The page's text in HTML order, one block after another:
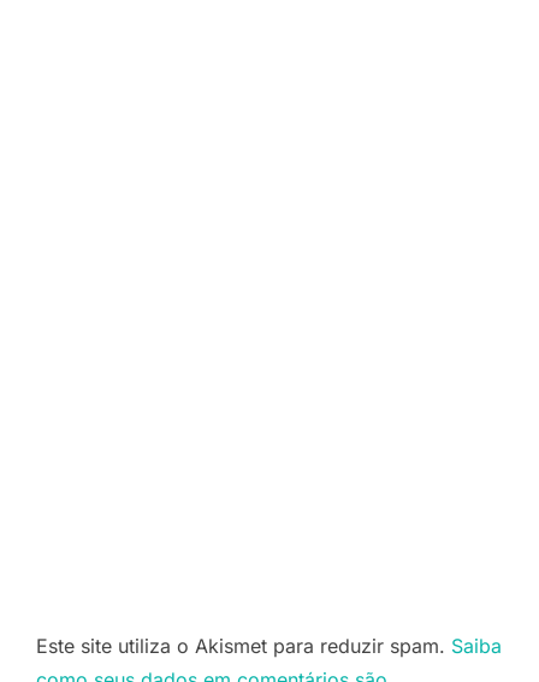
Este site utiliza o Akismet para reduzir spam. Saiba